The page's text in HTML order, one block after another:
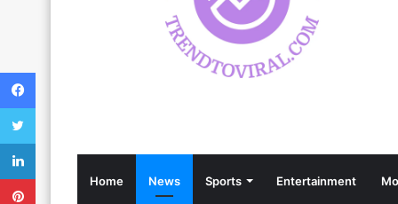
Home News Sports Entertainment